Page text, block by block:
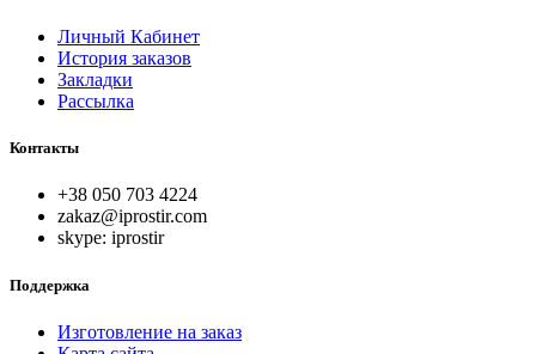
Личный Кабинет
История заказов
Закладки
Рассылка
Контакты
+38 050 703 4224
zakaz@iprostir.com
skype: iprostir
Поддержка
Изготовление на заказ